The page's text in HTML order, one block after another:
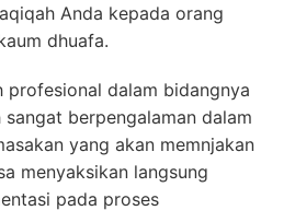
Anda kepada orang
dhuafa.
dalam bidangnya
berpengalaman dalam
yang akan memnjakan
menyaksikan langsung
pada proses